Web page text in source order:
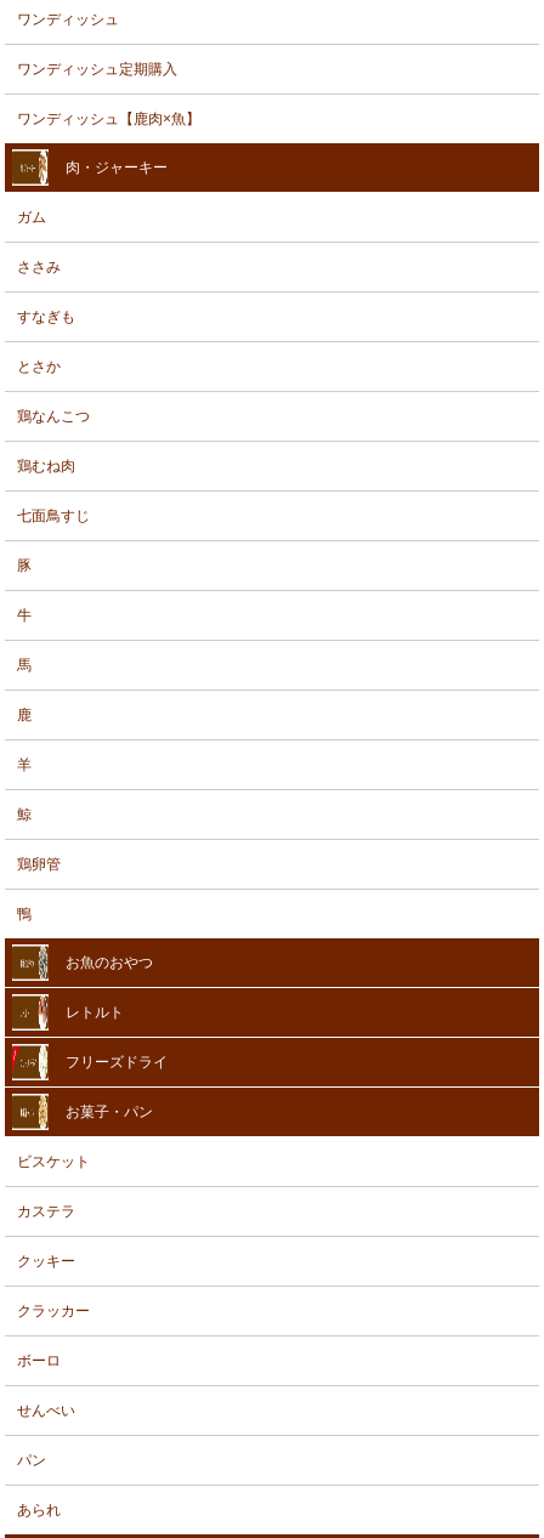
ワンディッシュ
ワンディッシュ定期購入
ワンディッシュ【鹿肉×魚】
肉・ジャーキー
ガム
ささみ
すなぎも
とさか
鶏なんこつ
鶏むね肉
七面鳥すじ
豚
牛
馬
鹿
羊
鯨
鶏卵管
鴨
お魚のおやつ
レトルト
フリーズドライ
お菓子・パン
ビスケット
カステラ
クッキー
クラッカー
ボーロ
せんべい
パン
あられ